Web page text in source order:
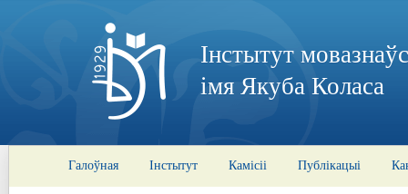
Інстытут
імя Якуба Коласа
Галоўная Інстытут Камісіі Публікацыі